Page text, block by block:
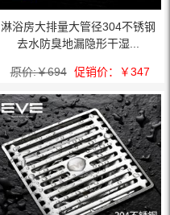
淋浴房大排量大管径304不锈钢
去水防臭地漏隐形干湿...
原价:￥694 促销价：￥347